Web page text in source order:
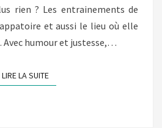
rien ? Les entrainements de
et aussi le lieu où elle
humour et justesse,…
LIRE LA SUITELIRE LA SUITE